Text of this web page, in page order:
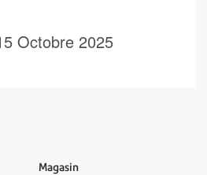
Octobre 2025
Magasin